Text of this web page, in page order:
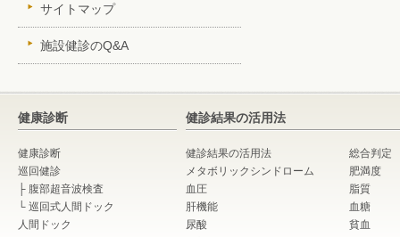
サイトマップ
施設健診のQ&A
健康診断
健康診断
巡回健診
├ 腹部超音波検査
└ 巡回式人間ドック
人間ドック
健診結果の活用法
健診結果の活用法
総合判定
メタボリックシンドローム
肥満度
血圧
脂質
肝機能
血糖
尿酸
貧血